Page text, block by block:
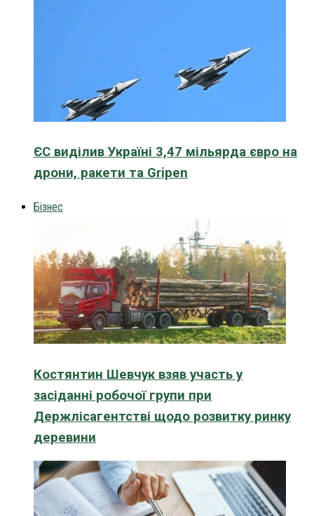
ЄС виділив Україні 3,47 мільярда євро на
дрони, ракети та Gripen
Бізнес
Костянтин Шевчук взяв участь у
засіданні робочої групи при
Держлісагентстві щодо розвитку ринку
деревини